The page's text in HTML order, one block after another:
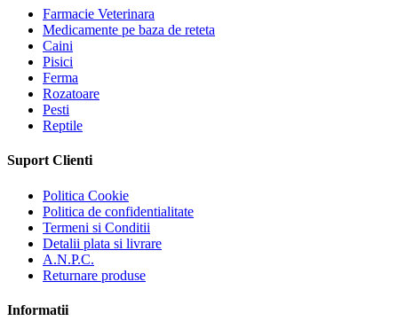
Farmacie Veterinara
Medicamente pe baza de reteta
Caini
Pisici
Ferma
Rozatoare
Pesti
Reptile
Suport Clienti
Politica Cookie
Politica de confidentialitate
Termeni si Conditii
Detalii plata si livrare
A.N.P.C.
Returnare produse
Informatii